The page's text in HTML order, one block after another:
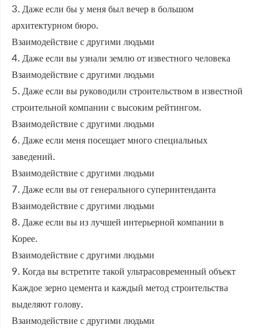
3. Даже если бы у меня был вечер в большом
архитектурном бюро.
Взаимодействие с другими людьми
4. Даже если вы узнали землю от известного человека
Взаимодействие с другими людьми
5. Даже если вы руководили строительством в известной
строительной компании с высоким рейтингом.
Взаимодействие с другими людьми
6. Даже если меня посещает много специальных
заведений.
Взаимодействие с другими людьми
7. Даже если вы от генерального суперинтенданта
Взаимодействие с другими людьми
8. Даже если вы из лучшей интерьерной компании в
Корее.
Взаимодействие с другими людьми
9. Когда вы встретите такой ультрасовременный объект
Каждое зерно цемента и каждый метод строительства
выделяют голову.
Взаимодействие с другими людьми